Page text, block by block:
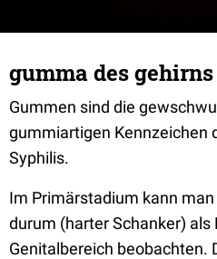
gumma des gehirns
Gummen sind die
gummiartigen Kennzeichen
Syphilis.
Im Primärstadium kann
durum (harter Schanker)
Genitalbereich beobachten.